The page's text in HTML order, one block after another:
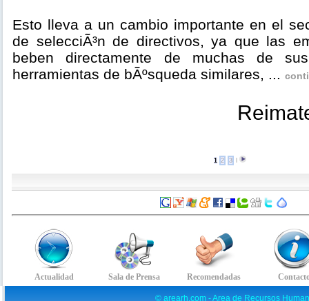
Esto lleva a un cambio importante en el
de selecciÃ³n de directivos, ya que las
beben directamente de muchas de
herramientas de bÃºsqueda similares, ...
1 2 3
© arearh.com - Area de Recursos